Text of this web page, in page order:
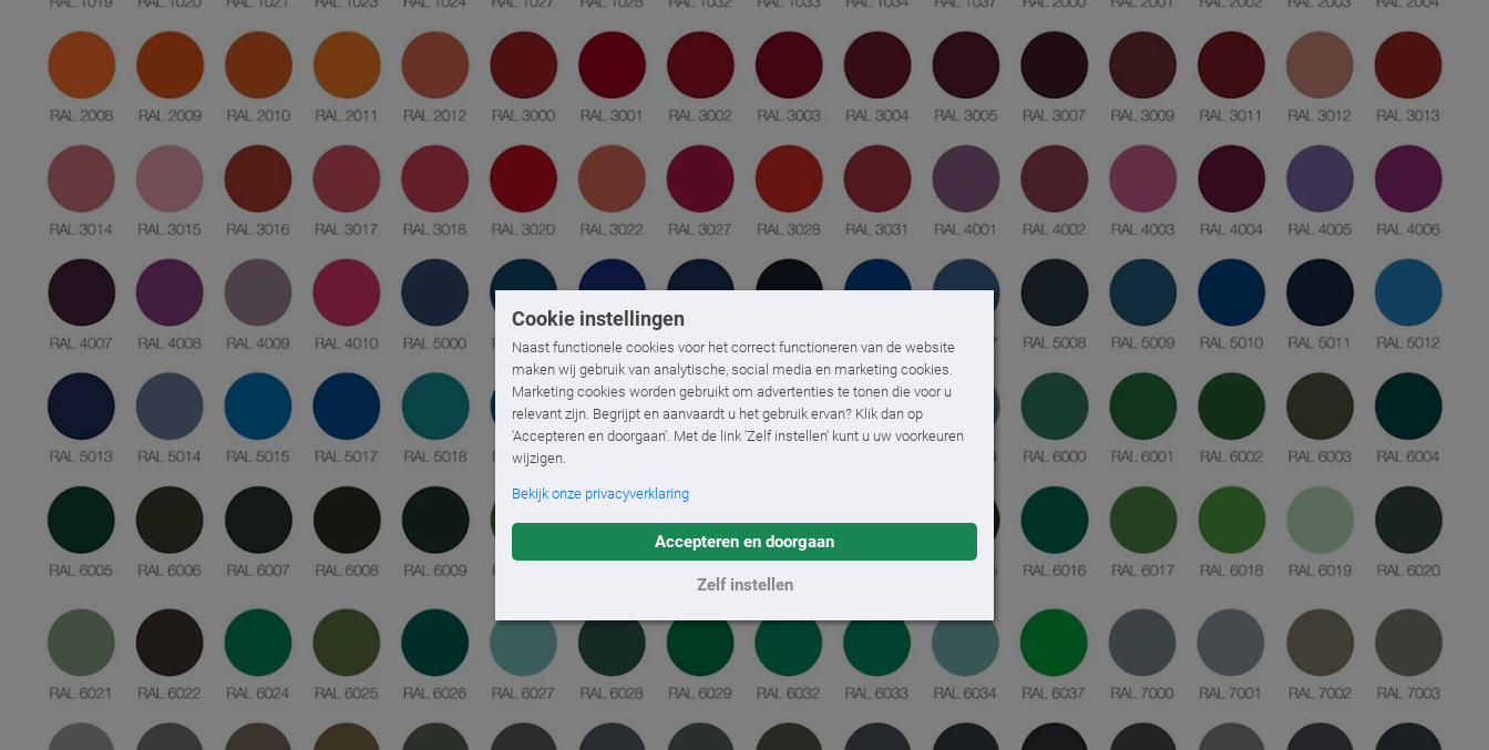
Cookie instellingen
Naast functionele cookies voor het correct functioneren van de website
maken wij gebruik van analytische, social media en marketing cookies.
Marketing cookies worden gebruikt om advertenties te tonen die voor u
relevant zijn. Begrijpt en aanvaardt u het gebruik ervan? Klik dan op
'Accepteren en doorgaan'. Met de link 'Zelf instellen' kunt u uw voorkeuren
wijzigen.
Bekijk onze privacyverklaring
Accepteren en doorgaan
Zelf instellen